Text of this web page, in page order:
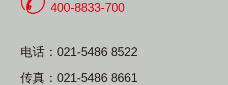
400-8833-700
电话：021-5486 8522
传真：021-5486 8661